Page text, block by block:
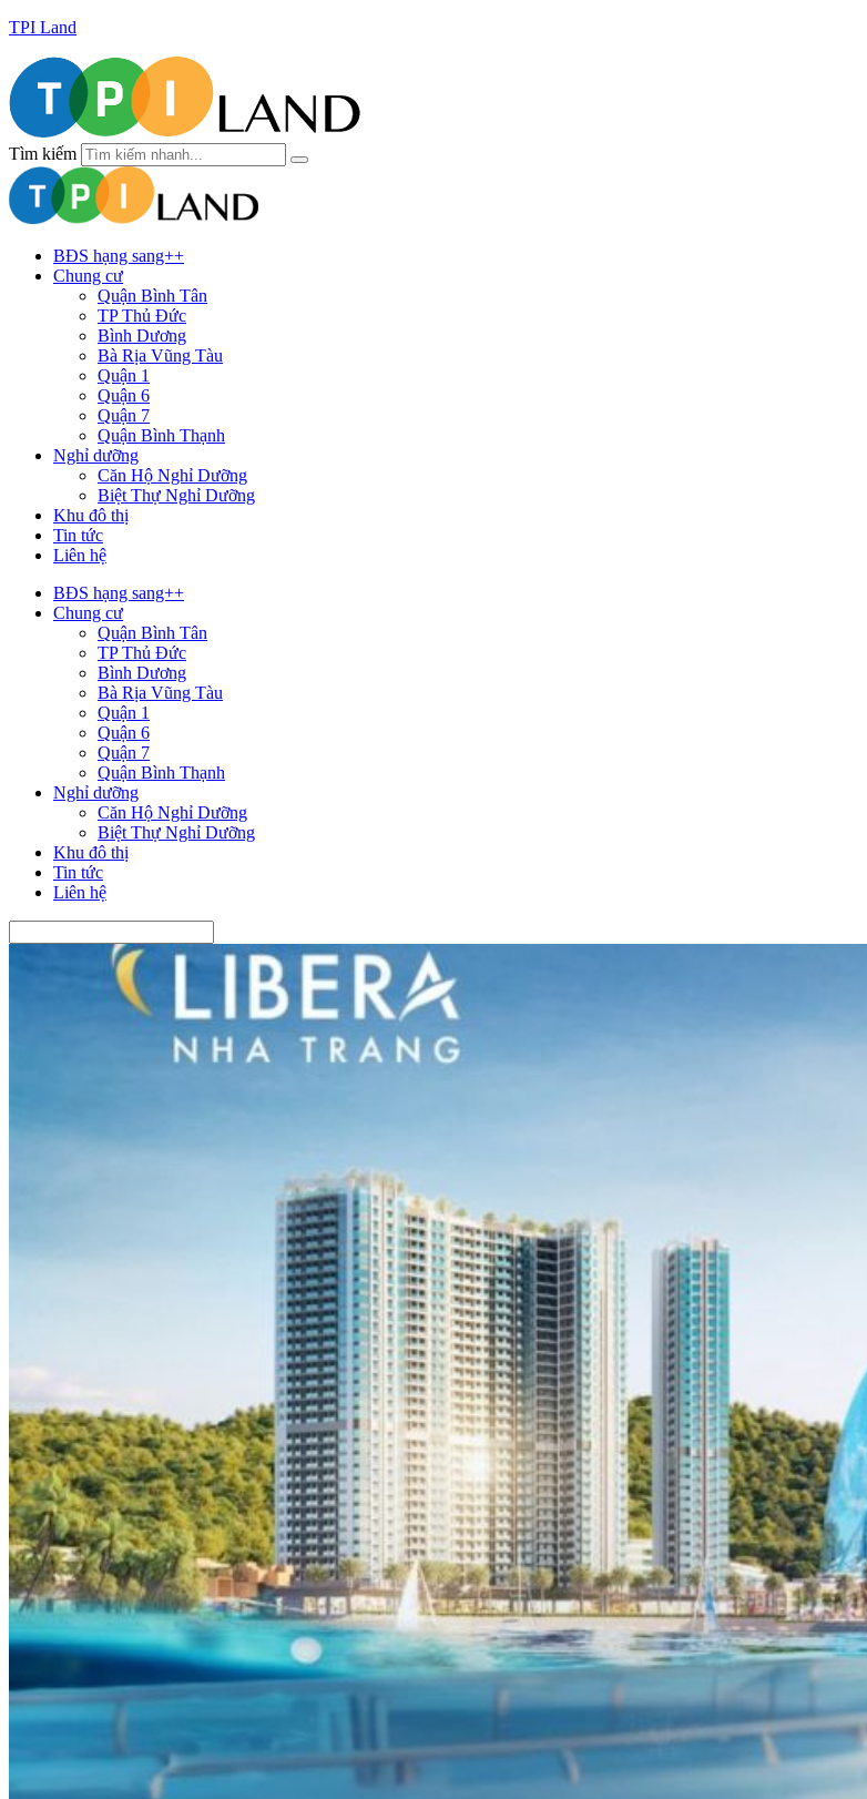
TPI Land
Tìm kiếm
BĐS hạng sang++
Chung cư
Quận Bình Tân
TP Thủ Đức
Bình Dương
Bà Rịa Vũng Tàu
Quận 1
Quận 6
Quận 7
Quận Bình Thạnh
Nghỉ dưỡng
Căn Hộ Nghỉ Dưỡng
Biệt Thự Nghỉ Dưỡng
Khu đô thị
Tin tức
Liên hệ
BĐS hạng sang++
Chung cư
Quận Bình Tân
TP Thủ Đức
Bình Dương
Bà Rịa Vũng Tàu
Quận 1
Quận 6
Quận 7
Quận Bình Thạnh
Nghỉ dưỡng
Căn Hộ Nghỉ Dưỡng
Biệt Thự Nghỉ Dưỡng
Khu đô thị
Tin tức
Liên hệ